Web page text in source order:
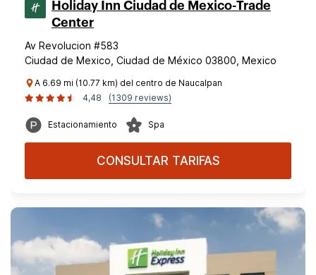
Holiday Inn Ciudad de Mexico-Trade
Center
Av Revolucion #583
Ciudad de Mexico, Ciudad de México 03800, Mexico
A 6.69 mi (10.77 km) del centro de Naucalpan
4,48
(1309 reviews)
Estacionamiento Spa
CONSULTAR TARIFAS